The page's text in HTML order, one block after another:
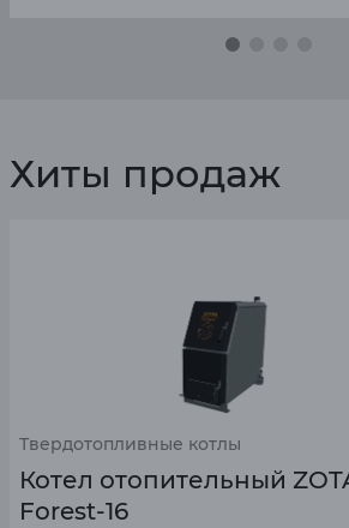
Хиты продаж
Твердотопливные котлы
Котел отопительный
Forest-16